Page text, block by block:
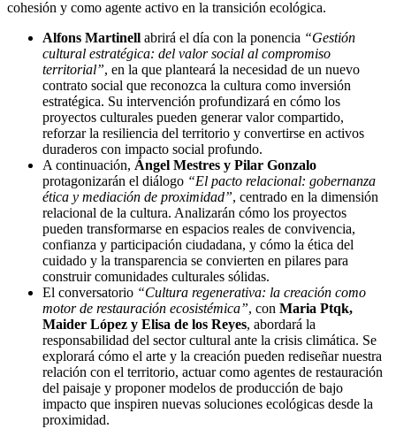
cohesión y como agente activo en la transición ecológica.
Alfons Martinell abrirá el día con la ponencia “Gestión
cultural estratégica: del valor social al compromiso
territorial”, en la que planteará la necesidad de un nuevo
contrato social que reconozca la cultura como inversión
estratégica. Su intervención profundizará en cómo los
proyectos culturales pueden generar valor compartido,
reforzar la resiliencia del territorio y convertirse en activos
duraderos con impacto social profundo.
A continuación, Ángel Mestres y Pilar Gonzalo
protagonizarán el diálogo “El pacto relacional: gobernanza
ética y mediación de proximidad”, centrado en la dimensión
relacional de la cultura. Analizarán cómo los proyectos
pueden transformarse en espacios reales de convivencia,
confianza y participación ciudadana, y cómo la ética del
cuidado y la transparencia se convierten en pilares para
construir comunidades culturales sólidas.
El conversatorio “Cultura regenerativa: la creación como
motor de restauración ecosistémica”, con Maria Ptqk,
Maider López y Elisa de los Reyes, abordará la
responsabilidad del sector cultural ante la crisis climática. Se
explorará cómo el arte y la creación pueden rediseñar nuestra
relación con el territorio, actuar como agentes de restauración
del paisaje y proponer modelos de producción de bajo
impacto que inspiren nuevas soluciones ecológicas desde la
proximidad.